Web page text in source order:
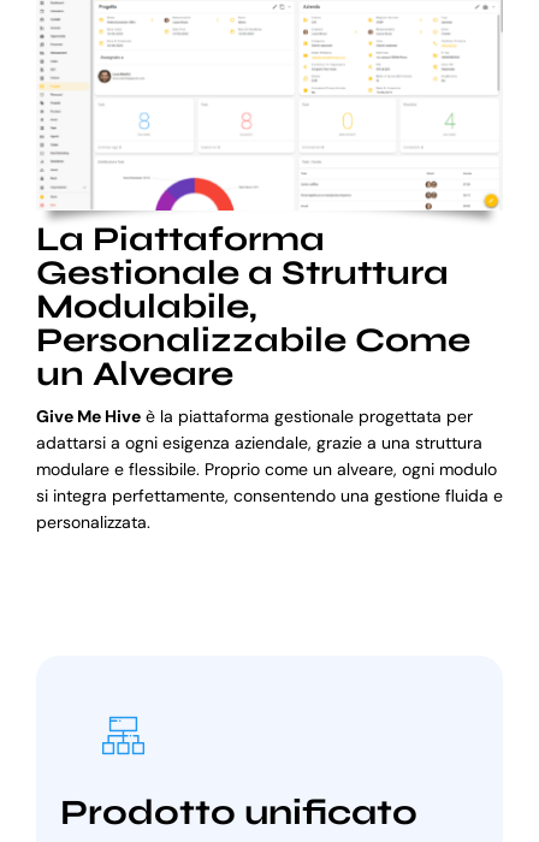
La Piattaforma
Gestionale a Struttura
Modulabile,
Personalizzabile Come
un Alveare
Give Me Hiveè la piattaforma gestionale progettata per
adattarsi a ogni esigenza aziendale, grazie a una struttura
modulare e flessibile. Proprio come un alveare, ogni modulo
si integra perfettamente, consentendo una gestione fluida e
personalizzata.
Prodotto unificato